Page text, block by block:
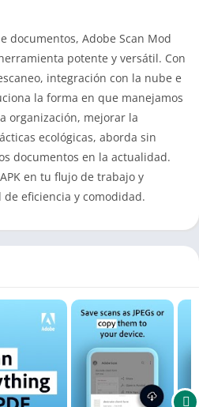
documentos, Adobe Scan Mod
potente y versátil. Con
integración con la nube e
la forma en que manejamos
organización, mejorar la
ecológicas, aborda sin
documentos en la actualidad.
en tu flujo de trabajo y
eficiencia y comodidad.